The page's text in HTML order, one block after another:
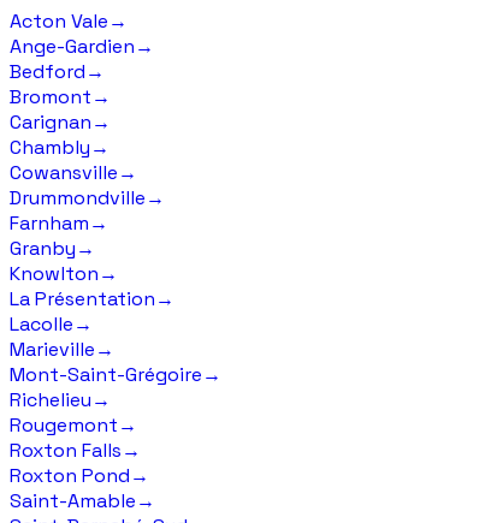
Acton Vale→
Ange-Gardien→
Bedford→
Bromont→
Carignan→
Chambly→
Cowansville→
Drummondville→
Farnham→
Granby→
Knowlton→
La Présentation→
Lacolle→
Marieville→
Mont-Saint-Grégoire→
Richelieu→
Rougemont→
Roxton Falls→
Roxton Pond→
Saint-Amable→